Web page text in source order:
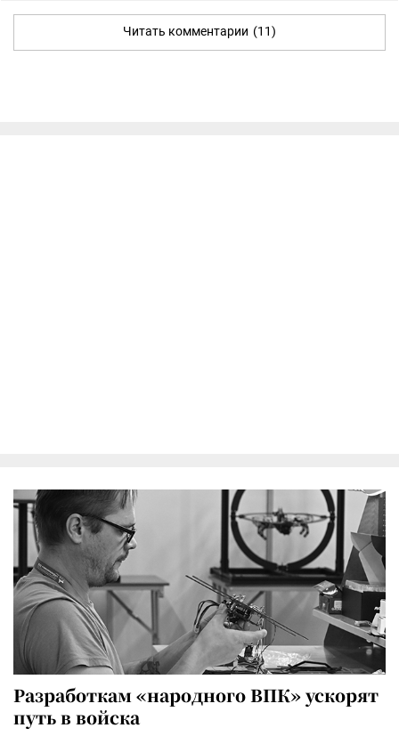
Читать комментарии (11)
Разработкам «народного ВПК» ускорят
путь в войска